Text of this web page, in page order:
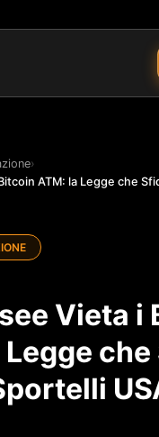
›
ATM: la Legge che
Vieta i
Legge che